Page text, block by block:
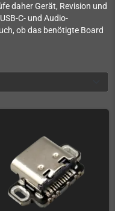
daher Gerät, Revision und
C- und Audio-
ob das benötigte Board